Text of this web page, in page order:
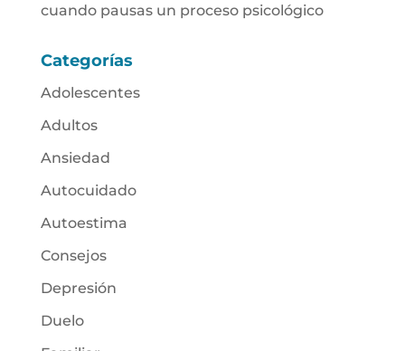
cuando pausas un proceso psicológico
Categorías
Adolescentes
Adultos
Ansiedad
Autocuidado
Autoestima
Consejos
Depresión
Duelo